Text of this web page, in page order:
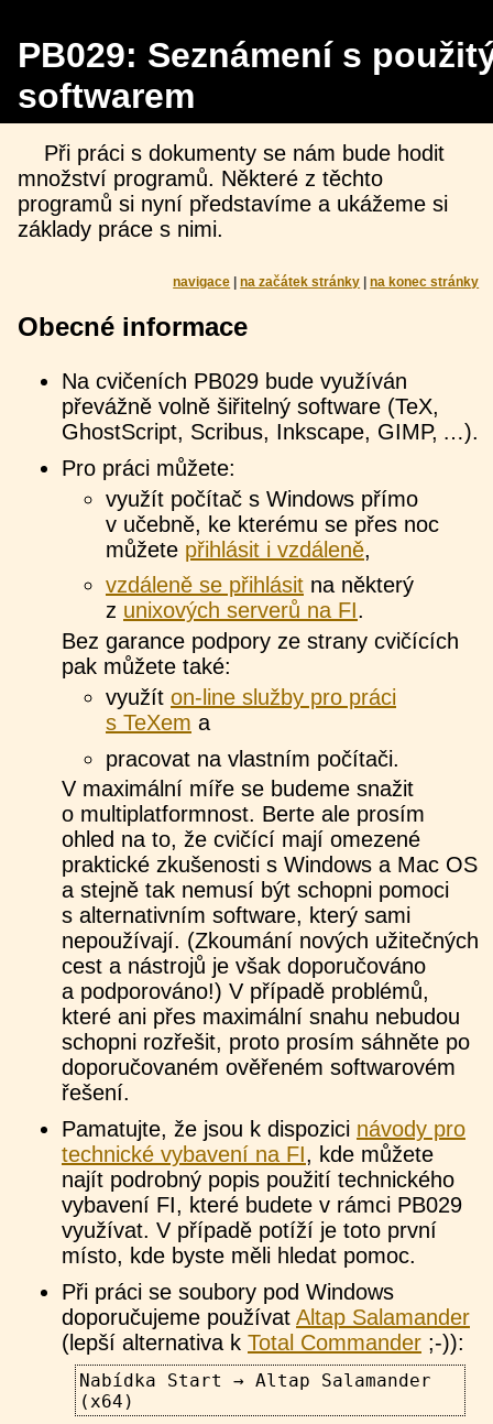
PB029: Seznámení s
softwarem
Při práci s dokumenty se nám bude hodit
množství programů. Některé z těchto
programů si nyní představíme a ukážeme si
základy práce s nimi.
navigace |na začátek stránky |na konec stránky
Obecné informace
Na cvičeních PB029 bude využíván
převážně volně šiřitelný software (TeX,
GhostScript, Scribus, Inkscape, GIMP, …).
Pro práci můžete:
využít počítač s Windows přímo
v učebně, ke kterému se přes noc
můžete přihlásit i vzdáleně,
vzdáleně se přihlásit na některý
z unixových serverů na FI.
Bez garance podpory ze strany cvičících
pak můžete také:
využít on-line služby pro práci
s TeXem a
pracovat na vlastním počítači.
V maximální míře se budeme snažit
o multiplatformnost. Berte ale prosím
ohled na to, že cvičící mají omezené
praktické zkušenosti s Windows a Mac OS
a stejně tak nemusí být schopni pomoci
s alternativním software, který sami
nepoužívají. (Zkoumání nových užitečných
cest a nástrojů je však doporučováno
a podporováno!) V případě problémů,
které ani přes maximální snahu nebudou
schopni rozřešit, proto prosím sáhněte po
doporučovaném ověřeném softwarovém
řešení.
Pamatujte, že jsou k dispozici návody pro
technické vybavení na FI, kde můžete
najít podrobný popis použití technického
vybavení FI, které budete v rámci PB029
využívat. V případě potíží je toto první
místo, kde byste měli hledat pomoc.
Při práci se soubory pod Windows
doporučujeme používat Altap Salamander
(lepší alternativa k Total Commander ;-)):
Nabídka Start → Altap Salamander
(x64)